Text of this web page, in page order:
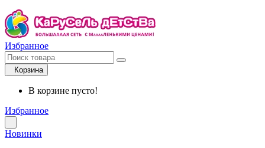
Избранное
Корзина
В корзине пусто!
Избранное
Новинки